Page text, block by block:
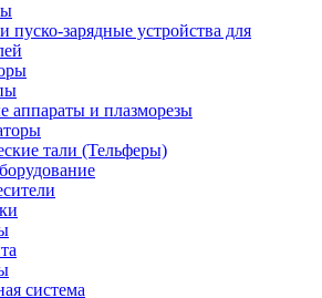
пуско-зарядные устройства для
аппараты и плазморезы
тали (Тельферы)
система